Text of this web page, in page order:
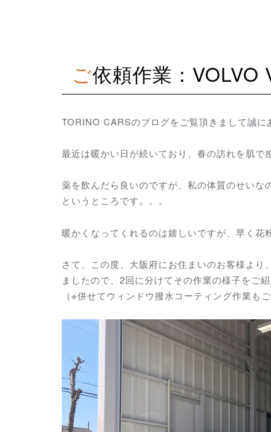
ご依頼作業：
TORINO CARSのブログをご覧頂きまして誠に
最近は暖かい日が続いており、春の訪れを肌
薬を飲んだら良いのですが、私の体質のせい
というところです。。。
暖かくなってくれるのは嬉しいですが、早く花
さて、この度、大阪府にお住まいのお客様よ
ましたので、2回に分けてその作業の様子をご
（※併せてウィンドウ撥水コーティング作業も